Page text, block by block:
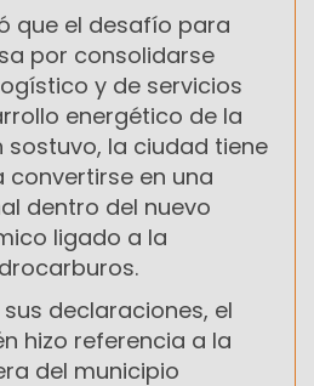
que el desafío para
por consolidarse
y de servicios
energético de la
sostuvo, la ciudad tiene
en una
dentro del nuevo
ligado a la
declaraciones, el
hizo referencia a la
del municipio